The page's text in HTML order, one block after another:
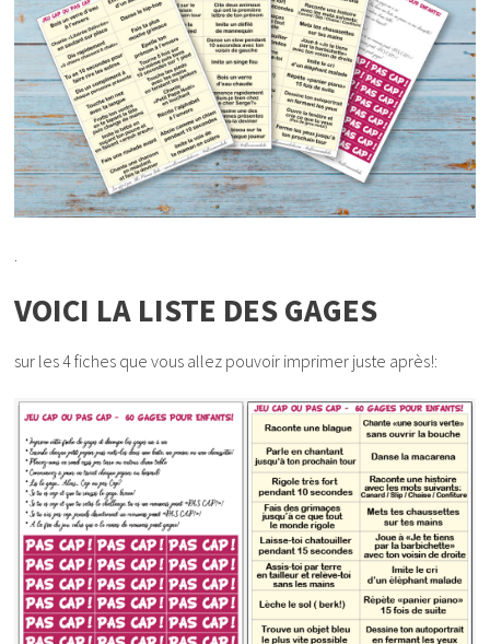
.
VOICI LA LISTE DES GAGES
sur les 4 fiches que vous allez pouvoir imprimer juste après!: